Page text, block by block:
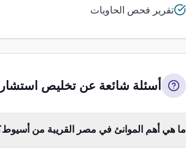
تقرير فحص الحاويات
أسئلة شائعة عن تخليص
ما هي أهم الموانئ في مصر القريبة من